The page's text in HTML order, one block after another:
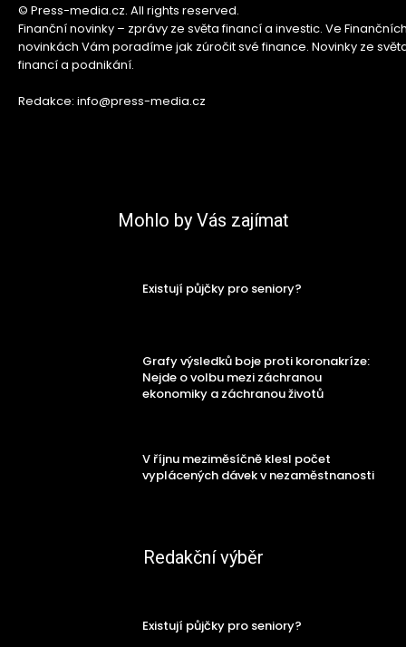
© Press-media.cz. All rights reserved.
Finanční novinky – zprávy ze světa financí a investic. Ve
novinkách Vám poradíme jak zúročit své finance. Novinky ze
financí a podnikání.
Redakce: info@press-media.cz
Mohlo by Vás zajímat
Existují půjčky pro seniory?
Grafy výsledků boje proti koronakríze:
Nejde o volbu mezi záchranou
ekonomiky a záchranou životů
V říjnu meziměsíčně klesl počet
vyplácených dávek v nezaměstnanosti
Redakční výběr
Existují půjčky pro seniory?